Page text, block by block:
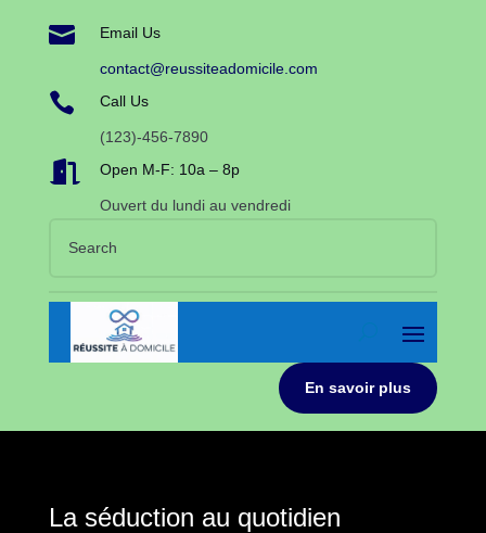
 Email Us
contact@reussiteadomicile.com
 Call Us
(123)-456-7890
 Open M-F: 10a – 8p
Ouvert du lundi au vendredi
En savoir plus
La séduction au quotidien